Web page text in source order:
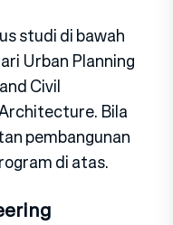
studi di bawah
Urban Planning
Civil
Bila
pembangunan
di atas.